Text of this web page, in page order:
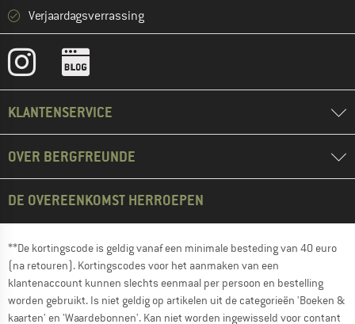
Verjaardagsverrassing
KLANTENSERVICE
OVER BERGFREUNDE
DE OVEREENKOMST HERROEPEN
**De kortingscode is geldig vanaf een minimale besteding van 40 euro
(na retouren). Kortingscodes voor het aanmaken van een
klantenaccount kunnen slechts eenmaal per persoon en bestelling
worden gebruikt. Is niet geldig op artikelen uit de categorieën 'Boeken &
kaarten' en 'Waardebonnen'. Kan niet worden ingewisseld voor contant